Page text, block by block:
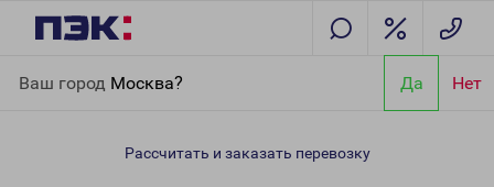
Ваш город Москва? Да Нет
Ярославская область
Рассчитать и заказать перевозку